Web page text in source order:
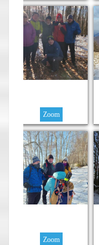
Zoom
Zoom